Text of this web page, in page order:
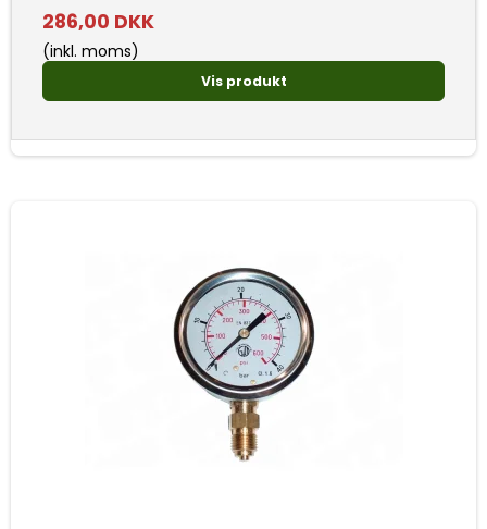
286,00 DKK
(inkl. moms)
Vis produkt